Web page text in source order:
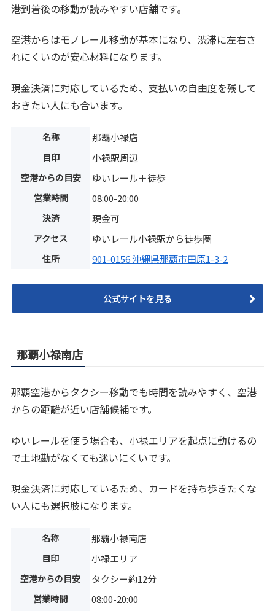
港到着後の移動が読みやすい店舗です。
空港からはモノレール移動が基本になり、渋滞に左右さ
れにくいのが安心材料になります。
現金決済に対応しているため、支払いの自由度を残して
おきたい人にも合います。
名称 那覇小禄店
目印 小禄駅周辺
空港からの目安 ゆいレール＋徒歩
営業時間 08:00-20:00
決済 現金可
アクセス ゆいレール小禄駅から徒歩圏
住所 901-0156 沖縄県那覇市田原1-3-2
公式サイトを見る
那覇小禄南店
那覇空港からタクシー移動でも時間を読みやすく、空港
からの距離が近い店舗候補です。
ゆいレールを使う場合も、小禄エリアを起点に動けるの
で土地勘がなくても迷いにくいです。
現金決済に対応しているため、カードを持ち歩きたくな
い人にも選択肢になります。
名称 那覇小禄南店
目印 小禄エリア
空港からの目安 タクシー約12分
営業時間 08:00-20:00